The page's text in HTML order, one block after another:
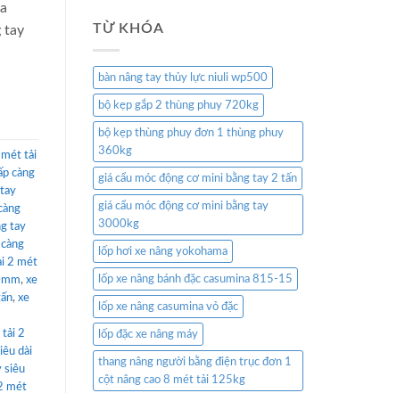
tay
mét tải
càng
tay
2 mét
, xe
, xe
tải 2
dài
siêu
mét
TỪ KHÓA
bàn nâng tay thủy lực niuli wp500
bộ kẹp gắp 2 thùng phuy 720kg
bộ kẹp thùng phuy đơn 1 thùng phuy
360kg
giá cẩu móc động cơ mini bằng tay 2 tấn
giá cẩu móc động cơ mini bằng tay
3000kg
lốp hơi xe nâng yokohama
lốp xe nâng bánh đặc casumina 815-15
lốp xe nâng casumina vỏ đặc
lốp đặc xe nâng máy
thang nâng người bằng điện trục đơn 1
cột nâng cao 8 mét tải 125kg